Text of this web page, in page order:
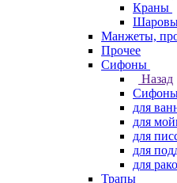
Краны
Манжеты,
Прочее
Сифоны
Назад
для
для
для
для
для
Трапы